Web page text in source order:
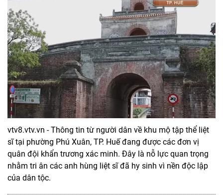
vtv8.vtv.vn - Thông tin từ người dân về khu mộ tập thể liệt
sĩ tại phường Phú Xuân, TP. Huế đang được các đơn vị
quân đội khẩn trương xác minh. Đây là nỗ lực quan trọng
nhằm tri ân các anh hùng liệt sĩ đã hy sinh vì nền độc lập
của dân tộc.